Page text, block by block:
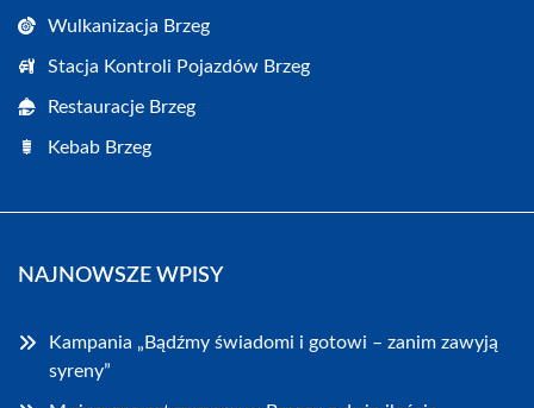
Wulkanizacja Brzeg
Stacja Kontroli Pojazdów Brzeg
Restauracje Brzeg
Kebab Brzeg
NAJNOWSZE WPISY
Kampania „Bądźmy świadomi i gotowi – zanim zawyją
syreny”